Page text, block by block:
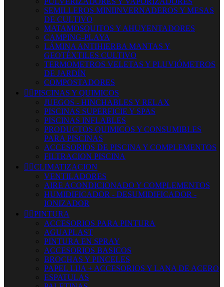
SEMILLEROS MINIINVERNADEROS Y MESAS
DE CULTIVO
MATAMOSQUITOS Y AHUYENTADORES
CAMPING-PLAYA
LÁMINA ANTIHIERBA MANTAS Y
GEOTÉXTILES CULTIVO
TERMOMETROS VELETAS Y PLUVIÓMETROS
DE JARDÍN
COMPOSTADORES
 PISCINAS Y QUIMICOS
JUEGOS - HINCHABLES Y RELAX
PISCINAS SUPERFICIE Y SPAS
PISCINAS INFLABLES
PRODUCTOS QUIMICOS Y CONSUMIBLES
PARA PISCINAS
ACCESORIOS DE PISCINA Y COMPLEMENTOS
FILTRACION PISCINA
 CLIMATIZACION
VENTILADORES
AIRE ACONDICIONADO Y COMPLEMENTOS
HUMIDIFICADOR - DESUMIDIFICADOR -
IONIZADOR
 PINTURA
ACCESORIOS PARA PINTURA
AGUAPLAST
PINTURA EN SPRAY
ACCESORIOS BASICOS
BROCHAS Y PINCELES
PAPEL LIJA + ACCESORIOS Y LANA DE ACERO
ESPATULAS